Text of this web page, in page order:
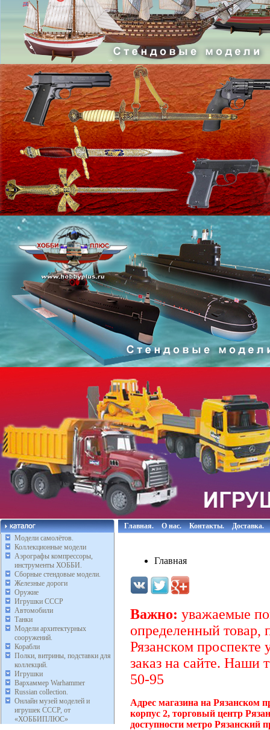
Модели самолётов.
Коллекционные модели
Аэрографы компрессоры,
инструменты ХОББИ.
Сборные стендовые модели.
Железные дороги
Оружие
Игрушки СССР
Автомобили
Танки
Модели архитектурных
сооружений.
Корабли
Полки, витрины, подставки для
коллекций.
Игрушки
Вархаммер Warhammer
Russian collection.
Онлайн музей моделей и
игрушек СССР, от
«ХОББИПЛЮС»
Главная. О нас. Контакты. Доставка.
Главная
Важно: уважаемые
определенный товар,
Рязанском проспекте
заказ на сайте. Наши
50-95
Адрес магазина на Рязанском
корпус 2, торговый центр
доступности метро Рязанский